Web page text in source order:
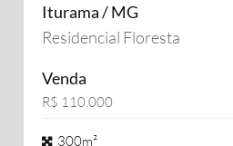
Iturama / MG
Residencial Floresta
Venda
R$ 110.000
300m²